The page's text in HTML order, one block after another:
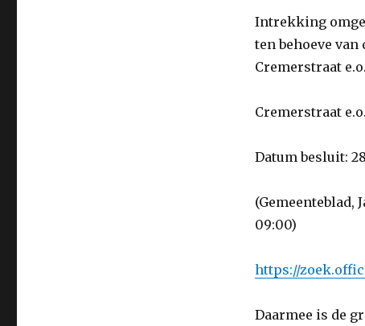
Intrekking
ten behoeve
Cremerstraat
Cremerstraat
Datum besluit:
(Gemeenteblad,
09:00)
https://
Daarmee is de